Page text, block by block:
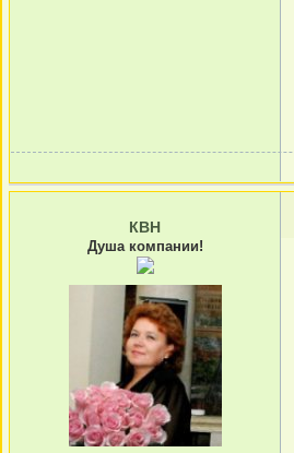
КВН
Душа компании!